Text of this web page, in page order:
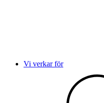
Vi verkar för